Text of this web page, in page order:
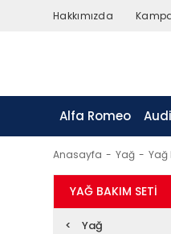
Hakkımızda
Alfa Romeo Audi
Anasayfa Yağ Yağ
YAĞ BAKIM SETI
Yağ